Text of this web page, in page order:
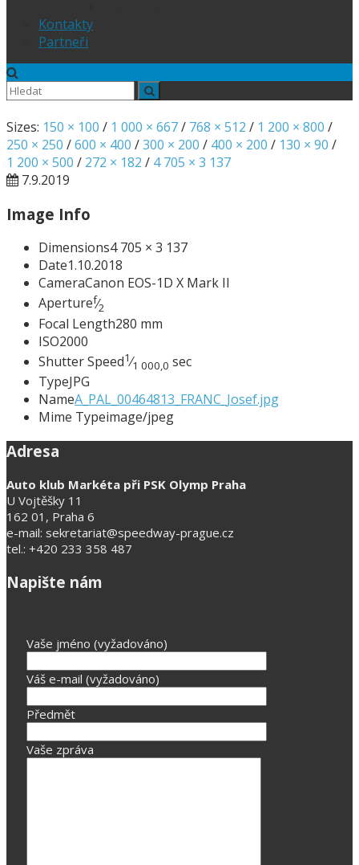
Kontakty
Partneři
Sizes: 150 × 100 / 1 000 × 667/ 768 × 512 / 1 200 × 800 /
250 × 250 /600 × 400 /300 × 200 / 400 × 200 / 130 × 90 /
1 200 × 500 / 272 × 182 / 4 705 × 3 137
7.9.2019
Image Info
Dimensions4 705 × 3 137
Date1.10.2018
CameraCanon EOS-1D X Mark II
Aperturef⁄2
Focal Length280 mm
ISO2000
Shutter Speed1⁄1 000,0 sec
TypeJPG
NameA_PAL_00464813_FRANC_Josef.jpg
Mime Typeimage/jpeg
Adresa
Auto klub Markéta při PSK Olymp Praha
U Vojtěšky 11
162 01, Praha 6
e-mail: sekretariat@speedway-prague.cz
tel.: +420 233 358 487
Napište nám
Vaše jméno (vyžadováno)
Váš e-mail (vyžadováno)
Předmět
Vaše zpráva